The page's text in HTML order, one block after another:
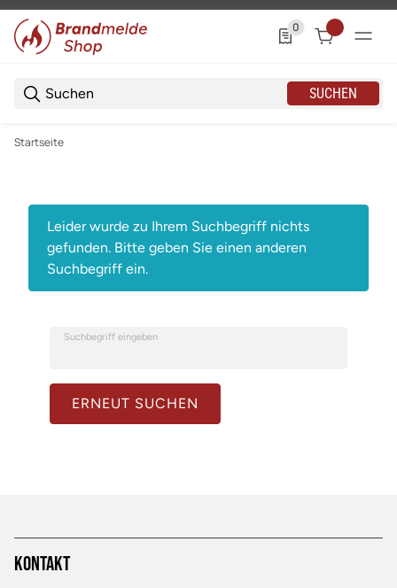
SUCHEN
0
0 Produkte in der
Startseite
x
Leider wurde zu Ihrem Suchbegriff nichts
gefunden. Bitte geben Sie einen anderen
Suchbegriff ein.
Suchbegriff eingeben
ERNEUT SUCHEN
Kontakt